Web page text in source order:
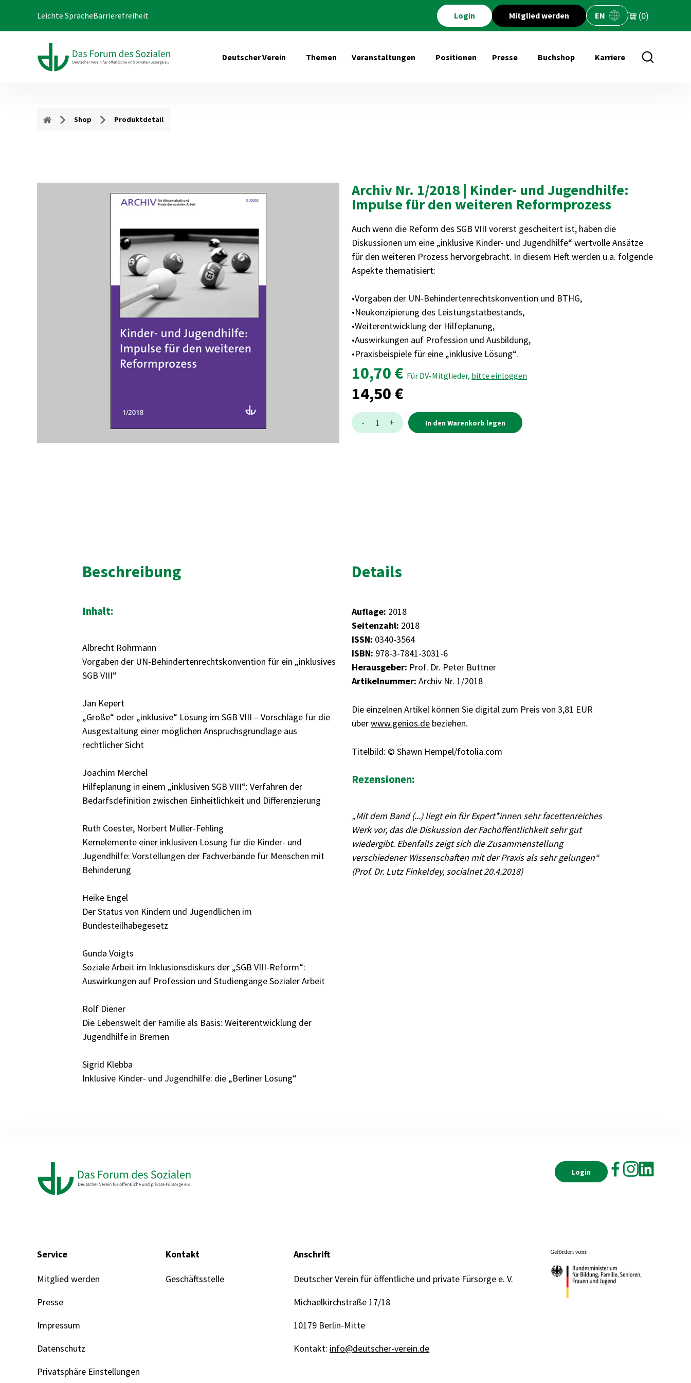
Leichte SpracheBarrierefreiheit Login Mitglied werden EN (0)
Deutscher Verein Themen Veranstaltungen Positionen Presse Buchshop
Untermenü öffnen für
Karriere
Shop Produktdetail
Archiv Nr. 1/2018 | Kinder- und Jugendhilfe:
Impulse für den weiteren Reformprozess
Auch wenn die Reform des SGB VIII vorerst gescheitert ist, haben die
Diskussionen um eine „inklusive Kinder- und Jugendhilfe“ wertvolle Ansätze
für den weiteren Prozess hervorgebracht. In diesem Heft werden u.a. folgende
Aspekte thematisiert:
•Vorgaben der UN-Behindertenrechtskonvention und BTHG,
•Neukonzipierung des Leistungstatbestands,
•Weiterentwicklung der Hilfeplanung,
•Auswirkungen auf Profession und Ausbildung,
•Praxisbeispiele für eine „inklusive Lösung“.
10,70 € Für DV-Mitglieder, bitte einloggen
14,50 €
Menge
- 1 + In den Warenkorb legen
Beschreibung
Inhalt:
Albrecht Rohrmann
Vorgaben der UN-Behindertenrechtskonvention für ein „inklusives
SGB VIII“
Jan Kepert
„Große“ oder „inklusive“ Lösung im SGB VIII – Vorschläge für die
Ausgestaltung einer möglichen Anspruchsgrundlage aus
rechtlicher Sicht
Joachim Merchel
Hilfeplanung in einem „inklusiven SGB VIII“: Verfahren der
Bedarfsdefinition zwischen Ein­heitlichkeit und Differenzierung
Ruth Coester, Norbert Müller-Fehling
Kernelemente einer inklusiven Lösung für die Kinder- und
Jugendhilfe: Vorstellungen der Fachverbände für Menschen mit
Behinderung
Heike Engel
Der Status von Kindern und Jugendlichen im
Bundesteilhabegesetz
Gunda Voigts
Soziale Arbeit im Inklusionsdiskurs der „SGB VIII-Reform“:
Auswirkungen auf Profession und Studiengänge Sozialer Arbeit
Rolf Diener
Die Lebenswelt der Familie als Basis: Weiter­entwicklung der
Jugendhilfe in Bremen
Sigrid Klebba
Inklusive Kinder- und Jugendhilfe: die „Berliner Lösung“
Details
Auflage: 2018
Seitenzahl: 2018
ISSN: 0340-3564
ISBN: 978-3-7841-3031-6
Herausgeber: Prof. Dr. Peter Buttner
Artikelnummer: Archiv Nr. 1/2018
Die einzelnen Artikel können Sie digital zum Preis von 3,81 EUR
überwww.genios.de beziehen.
Titelbild: © Shawn Hempel/fotolia.com
Rezensionen:
„Mit dem Band (...) liegt ein für Expert*innen sehr facettenreiches
Werk vor, das die Diskussion der Fachöffentlichkeit sehr gut
wiedergibt. Ebenfalls zeigt sich die Zusammenstellung
verschiedener Wissenschaften mit der Praxis als sehr gelungen“
(Prof. Dr. Lutz Finkeldey, socialnet 20.4.2018)
Login
Service
Mitglied werden
Presse
Impressum
Datenschutz
Privatsphäre Einstellungen
Kontakt
Geschäftsstelle
Anschrift
Deutscher Verein für öffentliche und private Fürsorge e. V.
Michaelkirchstraße 17/18
10179 Berlin-Mitte
Kontakt: info@deutscher-verein.de